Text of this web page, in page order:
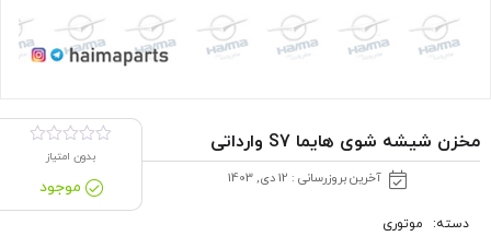
مخزن شیشه شوی هایما S7 وارداتی
آخرین بروزرسانی : 12 دی, 1403
بدون امتیاز
موجود
دسته: موتوری